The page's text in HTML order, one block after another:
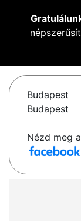
Budapest
Budapest
Nézd meg